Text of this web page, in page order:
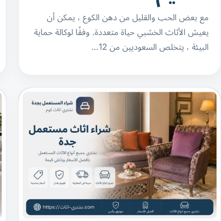
مع بعض الحب والقليل من دهن الكوع ، يمكن أن
يعيش الأثاث الخشبي حياة متعددة. وفقًا لوكالة حماية
البيئة ، يتخلص السعوديين من 12…